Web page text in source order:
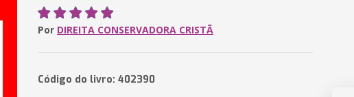
Por DIREITA CONSERVADORA CRISTÃ
Código do livro: 402390